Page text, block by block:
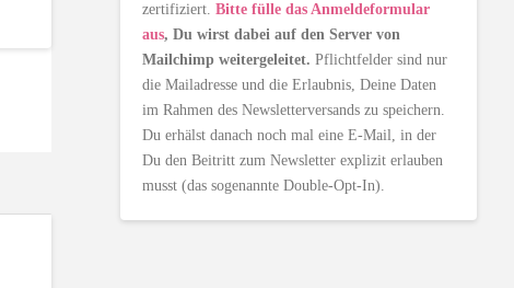
zertifiziert.Bitte fülle das Anmeldeformular
aus, Du wirst dabei auf den Server von
Mailchimp weitergeleitet. Pflichtfelder sind nur
die Mailadresse und die Erlaubnis, Deine Daten
im Rahmen des Newsletterversands zu speichern.
Du erhälst danach noch mal eine E-Mail, in der
Du den Beitritt zum Newsletter explizit erlauben
musst (das sogenannte Double-Opt-In).